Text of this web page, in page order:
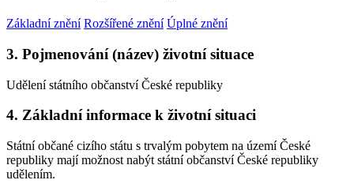
Základní znění Rozšířené znění Úplné znění
3. Pojmenování (název) životní situace
Udělení státního občanství České republiky
4. Základní informace k životní situaci
Státní občané cizího státu s trvalým pobytem na území České
republiky mají možnost nabýt státní občanství České republiky
udělením.